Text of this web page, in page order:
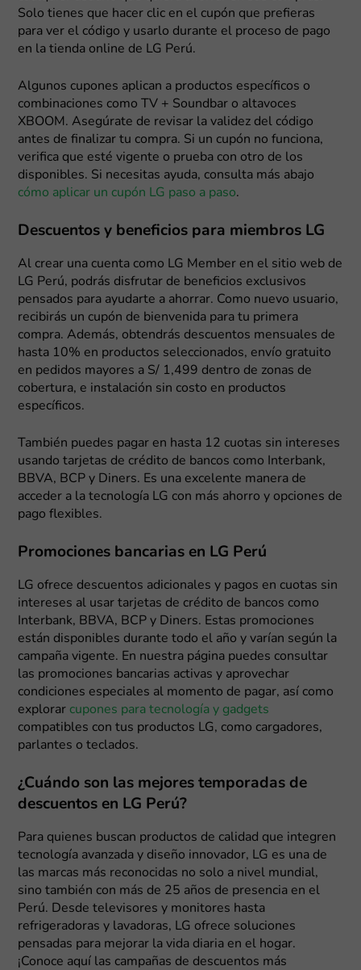
Solo tienes que hacer clic en el cupón que prefieras
para ver el código y usarlo durante el proceso de pago
en la tienda online de LG Perú.
Algunos cupones aplican a productos específicos o
combinaciones como TV + Soundbar o altavoces
XBOOM. Asegúrate de revisar la validez del código
antes de finalizar tu compra. Si un cupón no funciona,
verifica que esté vigente o prueba con otro de los
disponibles. Si necesitas ayuda, consulta más abajo
cómo aplicar un cupón LG paso a paso.
Descuentos y beneficios para miembros LG
Al crear una cuenta como LG Member en el sitio web de
LG Perú, podrás disfrutar de beneficios exclusivos
pensados para ayudarte a ahorrar. Como nuevo usuario,
recibirás un cupón de bienvenida para tu primera
compra. Además, obtendrás descuentos mensuales de
hasta 10% en productos seleccionados, envío gratuito
en pedidos mayores a S/ 1,499 dentro de zonas de
cobertura, e instalación sin costo en productos
específicos.
También puedes pagar en hasta 12 cuotas sin intereses
usando tarjetas de crédito de bancos como Interbank,
BBVA, BCP y Diners. Es una excelente manera de
acceder a la tecnología LG con más ahorro y opciones de
pago flexibles.
Promociones bancarias en LG Perú
LG ofrece descuentos adicionales y pagos en cuotas sin
intereses al usar tarjetas de crédito de bancos como
Interbank, BBVA, BCP y Diners. Estas promociones
están disponibles durante todo el año y varían según la
campaña vigente. En nuestra página puedes consultar
las promociones bancarias activas y aprovechar
condiciones especiales al momento de pagar, así como
explorar cupones para tecnología y gadgets
compatibles con tus productos LG, como cargadores,
parlantes o teclados.
¿Cuándo son las mejores temporadas de
descuentos en LG Perú?
Para quienes buscan productos de calidad que integren
tecnología avanzada y diseño innovador, LG es una de
las marcas más reconocidas no solo a nivel mundial,
sino también con más de 25 años de presencia en el
Perú. Desde televisores y monitores hasta
refrigeradoras y lavadoras, LG ofrece soluciones
pensadas para mejorar la vida diaria en el hogar.
¡Conoce aquí las campañas de descuentos más